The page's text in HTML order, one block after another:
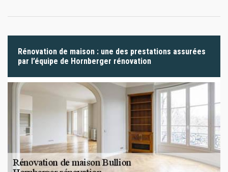
Rénovation de maison : une des prestations assurées
par l’équipe de Hornberger rénovation